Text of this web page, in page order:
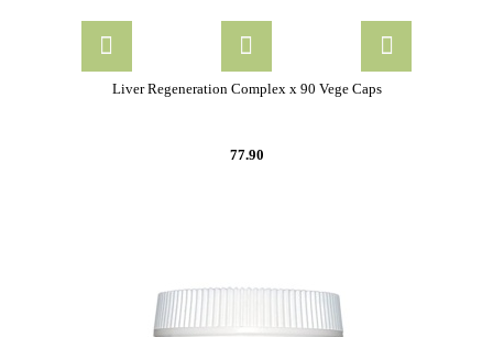
Liver Regeneration Complex x 90 Vege Caps
77.90